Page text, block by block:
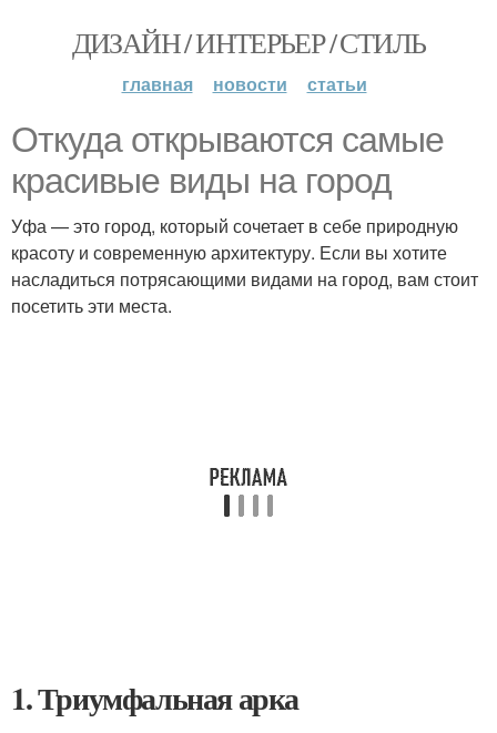
ДИЗАЙН / ИНТЕРЬЕР / СТИЛЬ
главная новости статьи
Откуда открываются самые
красивые виды на город
Уфа — это город, который сочетает в себе природную
красоту и современную архитектуру. Если вы хотите
насладиться потрясающими видами на город, вам стоит
посетить эти места.
1. Триумфальная арка